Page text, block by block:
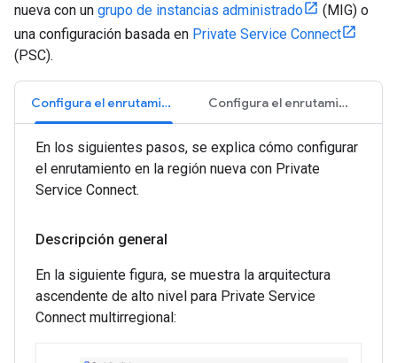
nueva con un grupo de instancias administrado
(MIG) o
una configuración basada en Private Service Connect
(PSC).
Configura el enrutamiento de Private Service Connect Configura el enrutamiento de MIG
En los siguientes pasos, se explica cómo configurar
el enrutamiento en la región nueva con Private
Service Connect.
Descripción general
En la siguiente figura, se muestra la arquitectura
ascendente de alto nivel para Private Service
Connect multirregional: